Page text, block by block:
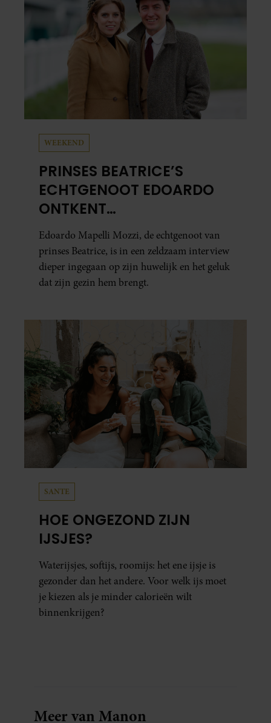
WEEKEND
PRINSES BEATRICE’S
ECHTGENOOT EDOARDO
ONTKENT
HUWELIJKSPROBLEMEN
Edoardo Mapelli Mozzi, de echtgenoot van
prinses Beatrice, is in een zeldzaam interview
dieper ingegaan op zijn huwelijk en het geluk
dat zijn gezin hem brengt.
SANTE
HOE ONGEZOND ZIJN
IJSJES?
Waterijsjes, softijs, roomijs: het ene ijsje is
gezonder dan het andere. Voor welk ijs moet
je kiezen als je minder calorieën wilt
binnenkrijgen?
Meer van Manon